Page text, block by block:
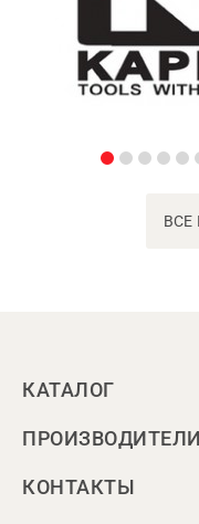
ВСЕ
КАТАЛОГ
ПРОИЗВОДИТЕЛИ
КОНТАКТЫ